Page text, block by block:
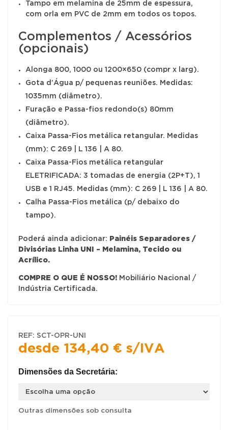
Tampo em melamina de 25mm de espessura,
com orla em PVC de 2mm em todos os topos.
Complementos / Acessórios
(opcionais)
Alonga 800, 1000 ou 1200×650 (compr x larg).
Gota d’Água p/ pequenas reuniões. Medidas:
1035mm (diâmetro).
Furação e Passa-fios redondo(s) 80mm
(diâmetro).
Caixa Passa-Fios metálica retangular. Medidas
(mm): C 269 | L 136 | A 80.
Caixa Passa-Fios metálica retangular
ELETRIFICADA: 3 tomadas de energia (2P+T), 1
USB e 1 RJ45. Medidas (mm): C 269 | L 136 | A 80.
Calha Passa-Fios metálica (p/ debaixo do
tampo).
Poderá ainda adicionar:
Painéis Separadores /
Divisórias Linha UNI – Melamina, Tecido ou
Acrílico.
COMPRE O QUE É NOSSO! Mobiliário Nacional /
Indústria Certificada.
REF: SCT-OPR-UNI
desde 134,40 € s/IVA
Dimensões da Secretária:
Outras dimensões sob consulta